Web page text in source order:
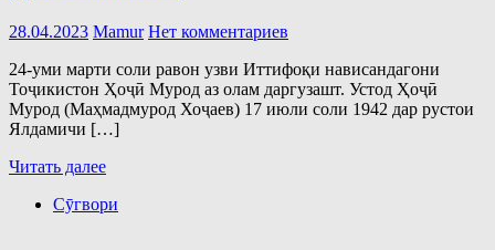
28.04.2023 Mamur Нет комментариев
24-уми марти соли равон узви Иттифоқи нависандагони
Тоҷикистон Ҳоҷӣ Мурод аз олам даргузашт. Устод Ҳоҷӣ
Мурод (Маҳмадмурод Хоҷаев) 17 июли соли 1942 дар рустои
Ялдамичи […]
Читать далее
Сӯгвори